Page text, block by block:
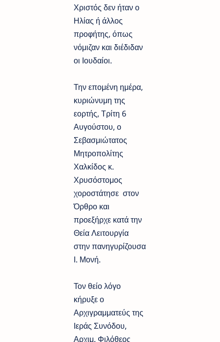
Χριστός δεν ήταν ο
Ηλίας ή άλλος
προφήτης, όπως
νόμιζαν και διέδιδαν
οι Ιουδαίοι.
Την επομένη ημέρα,
κυριώνυμη της
εορτής, Τρίτη 6
Αυγούστου, ο
Σεβασμιώτατος
Μητροπολίτης
Χαλκίδος κ.
Χρυσόστομος
χοροστάτησε στον
Όρθρο και
προεξήρχε κατά την
Θεία Λειτουργία
στην πανηγυρίζουσα
Ι. Μονή.
Τον θείο λόγο
κήρυξε ο
Αρχιγραμματεύς της
Ιεράς Συνόδου,
Αρχιμ. Φιλόθεος